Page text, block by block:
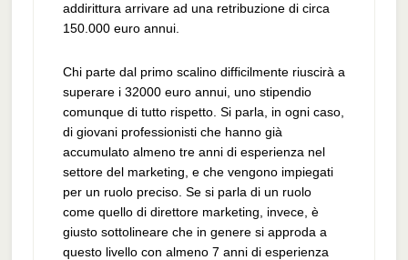
addirittura arrivare ad una retribuzione di circa
150.000 euro annui.
Chi parte dal primo scalino difficilmente riuscirà a
superare i 32000 euro annui, uno stipendio
comunque di tutto rispetto. Si parla, in ogni caso,
di giovani professionisti che hanno già
accumulato almeno tre anni di esperienza nel
settore del marketing, e che vengono impiegati
per un ruolo preciso. Se si parla di un ruolo
come quello di direttore marketing, invece, è
giusto sottolineare che in genere si approda a
questo livello con almeno 7 anni di esperienza